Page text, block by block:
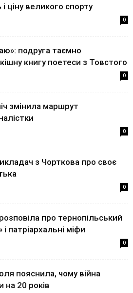
ціну великого спорту
0
подруга таємно
книгу поетеси з Товстого
0
змінила маршрут
0
з Чорткова про своє
0
про тернопільський
патріархальні міфи
0
пояснила, чому війна
на 20 років